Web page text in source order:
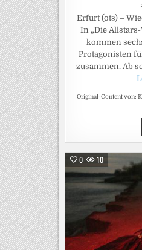
Erfurt (ots) –
In „Die
kommen
Protagonisten
zusammen. Ab
Original-Content von:
0 10